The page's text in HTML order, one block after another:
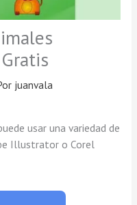
juanvala
usar una variedad de
Illustrator o Corel